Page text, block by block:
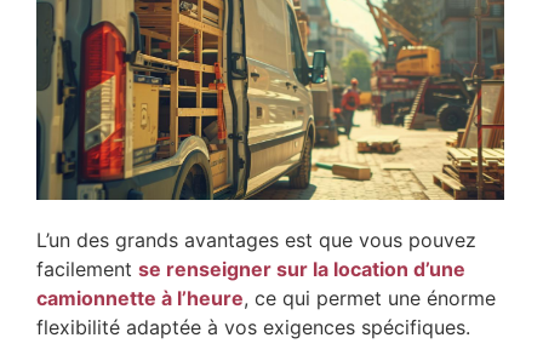
L’un des grands avantages est que vous pouvez
facilement se renseigner sur la location d’une
camionnette à l’heure, ce qui permet une énorme
flexibilité adaptée à vos exigences spécifiques.